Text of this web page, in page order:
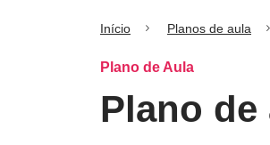
Início Planos de aula
Plano de Aula
Plano